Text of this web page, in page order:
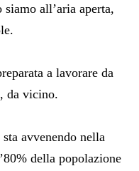
all’aria aperta,
a lavorare da
da vicino.
avvenendo nella
della popolazione